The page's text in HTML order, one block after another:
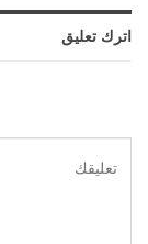
اترك تعليق